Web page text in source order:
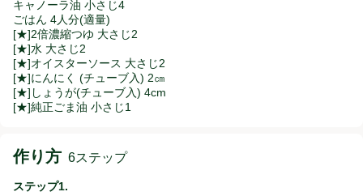
キャノーラ油 小さじ4
ごはん 4人分(適量)
[★]2倍濃縮つゆ 大さじ2
[★]水 大さじ2
[★]オイスターソース 大さじ2
[★]にんにく (チューブ入) 2㎝
[★]しょうが(チューブ入) 4cm
[★]純正ごま油 小さじ1
作り方 6ステップ
ステップ1.